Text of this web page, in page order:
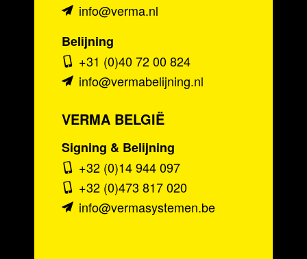
info@verma.nl
Belijning
+31 (0)40 72 00 824
info@vermabelijning.nl
VERMA BELGIË
Signing & Belijning
+32 (0)14 944 097
+32 (0)473 817 020
info@vermasystemen.be